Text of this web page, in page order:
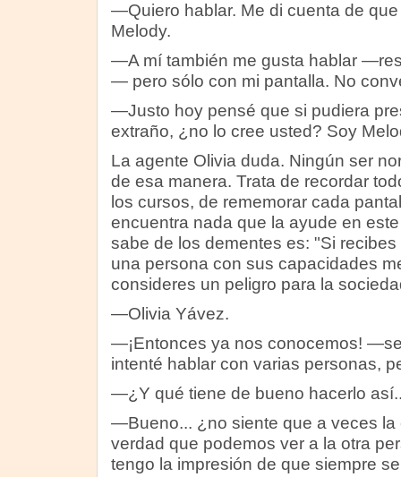
—Quiero hablar. Me di cuenta de
Melody.
—A mí también me gusta hablar
— pero sólo con mi pantalla. No
—Justo hoy pensé que si pudiera
extraño, ¿no lo cree usted? Soy
La agente Olivia duda. Ningún ser
de esa manera. Trata de recordar
los cursos, de rememorar cada
encuentra nada que la ayude en
sabe de los dementes es: "Si
una persona con sus capacidades
consideres un peligro para la
—Olivia Yávez.
—¡Entonces ya nos conocemos!
intenté hablar con varias personas,
—¿Y qué tiene de bueno hacerlo
—Bueno... ¿no siente que a veces la
verdad que podemos ver a la otra
tengo la impresión de que siempre